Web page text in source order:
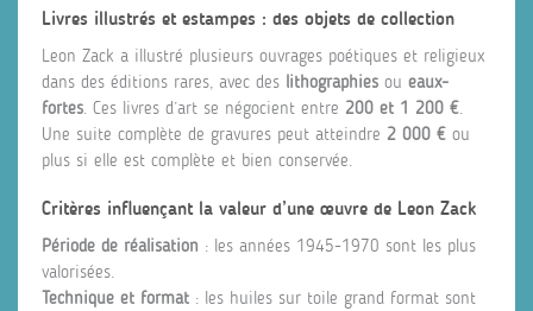
Livres illustrés et estampes : des objets de collection
Leon Zack a illustré plusieurs ouvrages poétiques et religieux
dans des éditions rares, avec des lithographies ou eaux-
fortes. Ces livres d’art se négocient entre 200 et 1 200 €.
Une suite complète de gravures peut atteindre 2 000 € ou
plus si elle est complète et bien conservée.
Critères influençant la valeur d’une œuvre de Leon Zack
Période de réalisation : les années 1945-1970 sont les plus
valorisées.
Technique et format : les huiles sur toile grand format sont